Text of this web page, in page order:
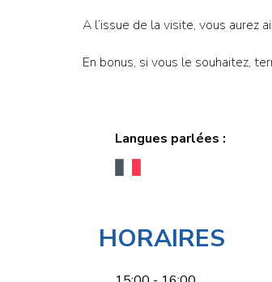
A l’issue de la visite, vous aurez
En bonus, si vous le souhaitez,
Langues parlées :
HORAIRES